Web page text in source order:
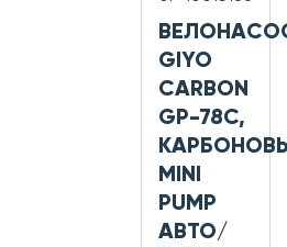
GIYO
CARBON
GP-78C,
MINI
PUMP
АВТО/